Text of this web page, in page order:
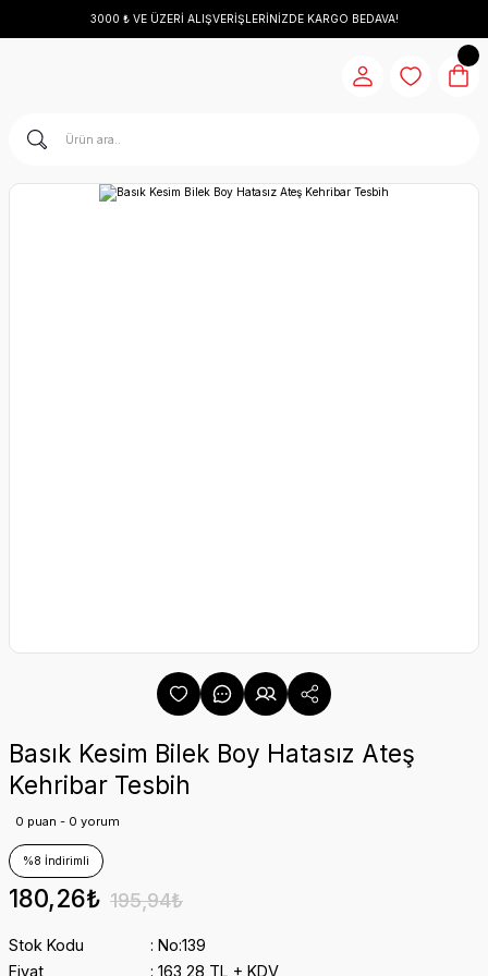
3000 ₺ VE ÜZERİ ALIŞVERİŞLERİNİZDE KARGO BEDAVA!
Basık Kesim Bilek Boy Hatasız Ateş
Kehribar Tesbih
0 puan - 0 yorum
%8 İndirimli
180,26₺ 195,94₺
Stok Kodu
No:139
Fiyat
163,28 TL + KDV